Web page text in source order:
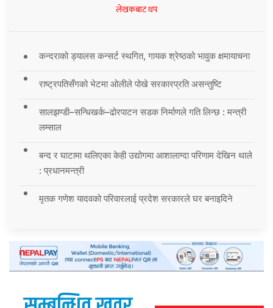
लेखकबाट थप
कन्दराको ड्यालस कन्सर्ट स्थगित, गायक श्रेष्ठको भावुक क्षमायाचना
राष्ट्रपतिसँगको भेटमा ओलीले पोखे सरकारप्रति असन्तुष्टि
सालझण्डी–सन्धिखर्क–ढोरपाटन सडक निर्माणले गति लिन्छ : मन्त्री
लम्साल
बन्द र घाटामा थलिएका केही उद्योगमा आशालाग्दा परिणाम देखिन थाले
: प्रधानमन्त्री
मृतक गणेश यादवको परिवारलाई प्रदेश सरकारले घर बनाइदिने